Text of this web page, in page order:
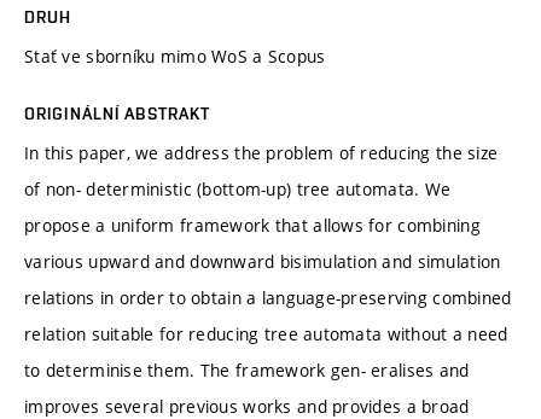
DRUH
Stať ve sborníku mimo WoS a Scopus
ORIGINÁLNÍ ABSTRAKT
In this paper, we address the problem of reducing the size
of non- deterministic (bottom-up) tree automata. We
propose a uniform framework that allows for combining
various upward and downward bisimulation and simulation
relations in order to obtain a language-preserving combined
relation suitable for reducing tree automata without a need
to determinise them. The framework gen- eralises and
improves several previous works and provides a broad